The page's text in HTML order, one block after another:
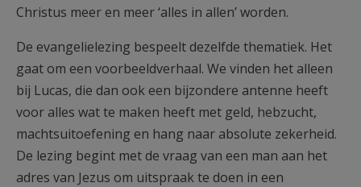
Christus meer en meer ‘alles in allen’ worden.
De evangelielezing bespeelt dezelfde thematiek. Het
gaat om een voorbeeldverhaal. We vinden het alleen
bij Lucas, die dan ook een bijzondere antenne heeft
voor alles wat te maken heeft met geld, hebzucht,
machtsuitoefening en hang naar absolute zekerheid.
De lezing begint met de vraag van een man aan het
adres van Jezus om uitspraak te doen in een